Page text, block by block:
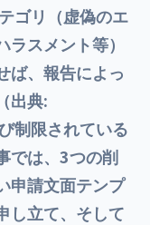
ゴリ（虚偽のエ
スメント等）
ば、報告によっ
出典:
制限されている
では、3つの削
申請文面テンプ
し立て、そして